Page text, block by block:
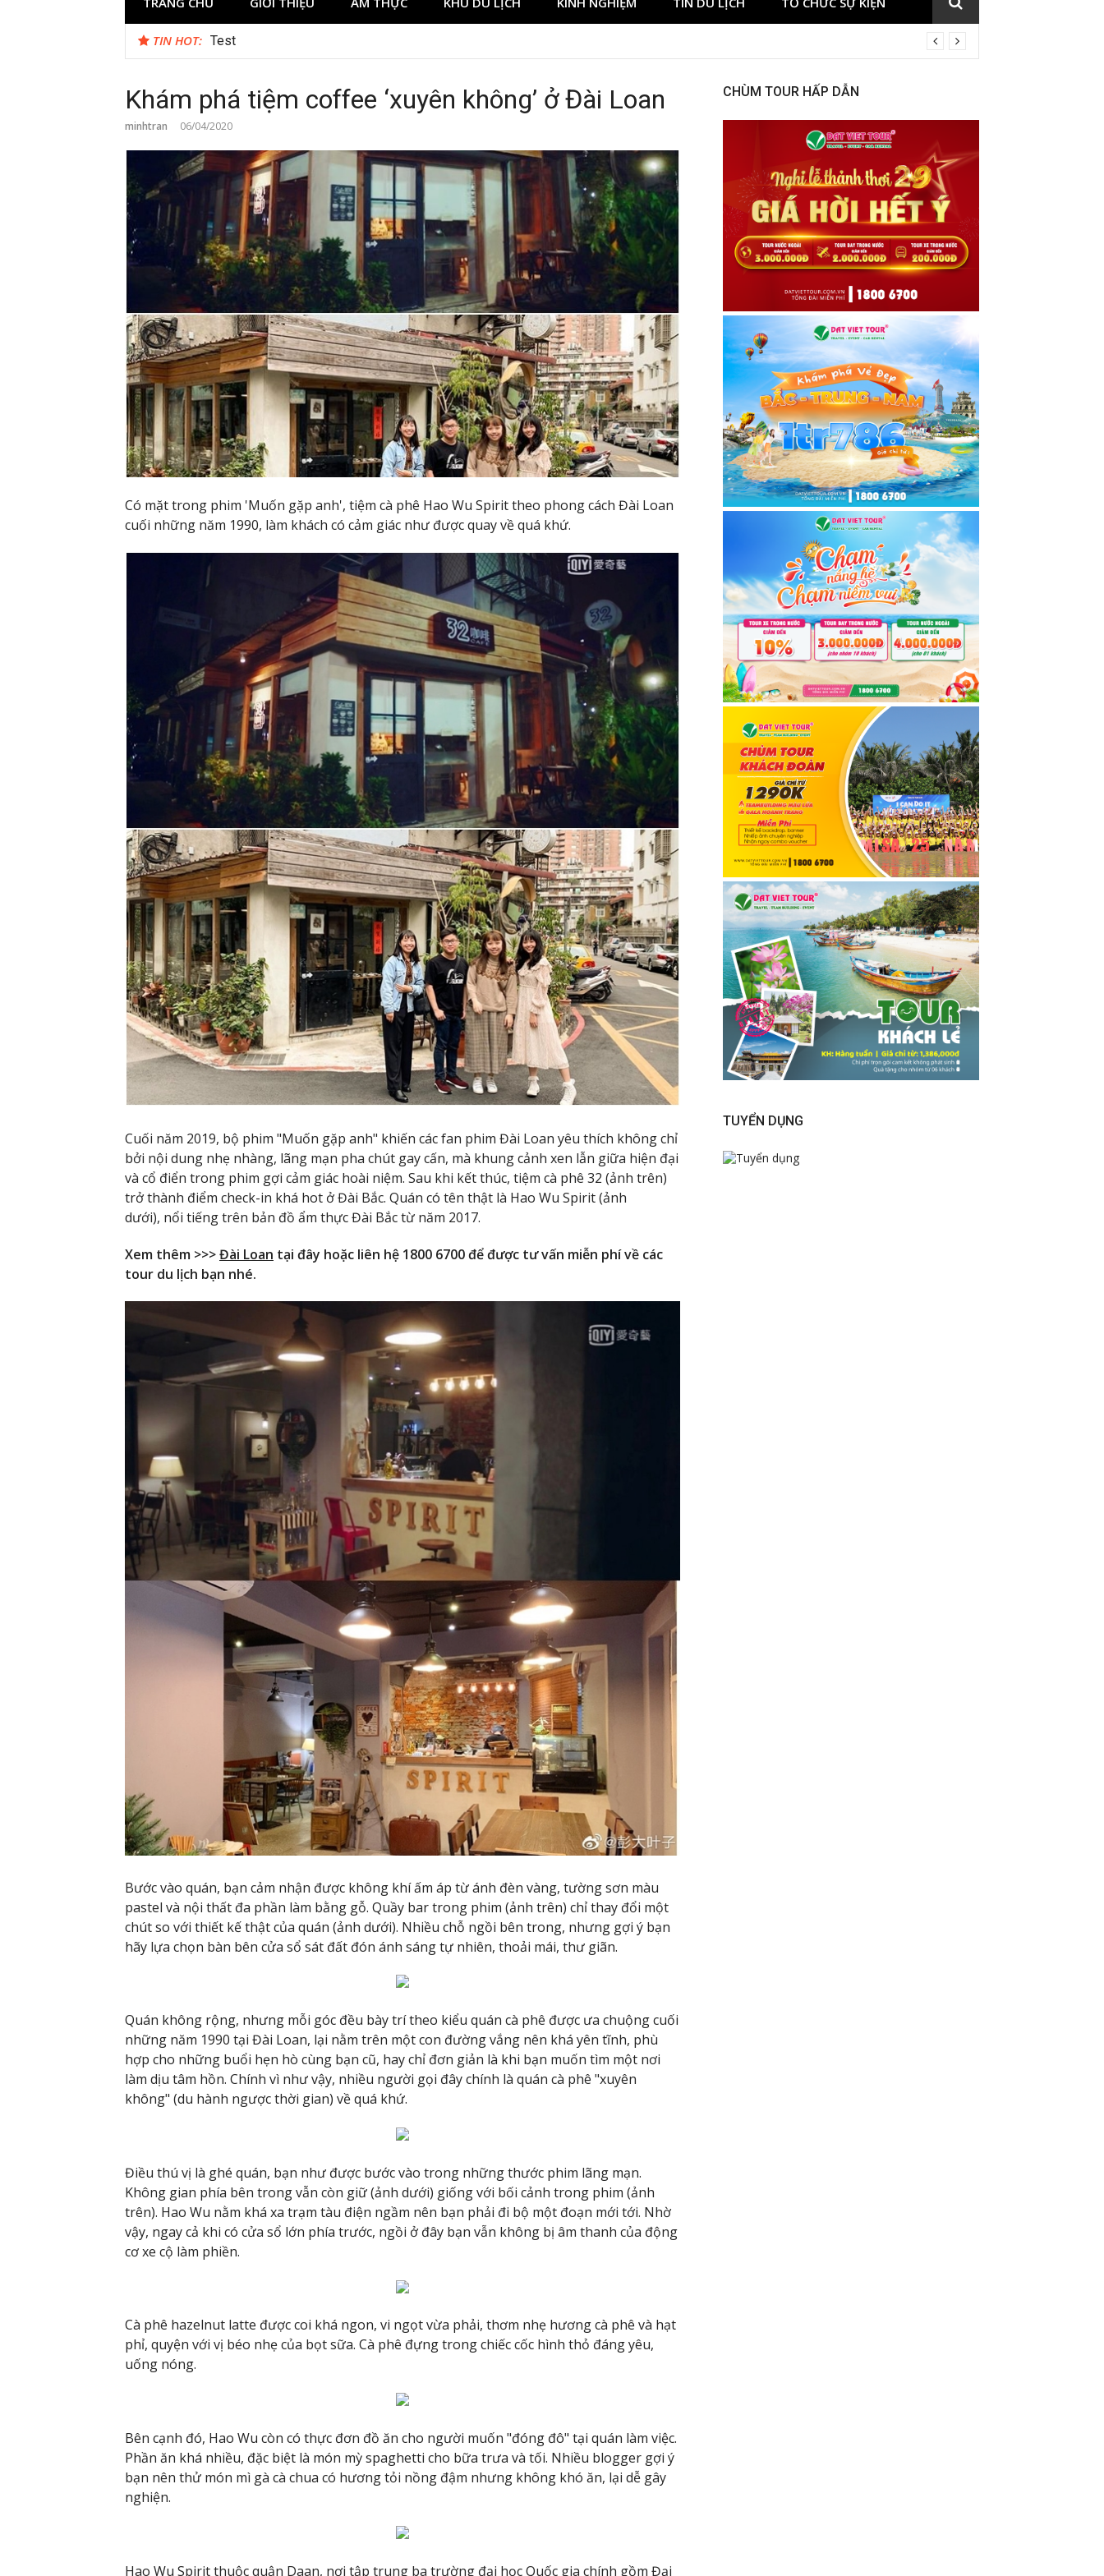
TIN HOT: Test
Khám phá tiệm coffee ‘xuyên không’ ở Đài Loan
minhtran 06/04/2020
Có mặt trong phim 'Muốn gặp anh', tiệm cà phê Hao Wu Spirit theo phong cách Đài Loan
cuối những năm 1990, làm khách có cảm giác như được quay về quá khứ.
Cuối năm 2019, bộ phim "Muốn gặp anh" khiến các fan phim Đài Loan yêu thích không chỉ
bởi nội dung nhẹ nhàng, lãng mạn pha chút gay cấn, mà khung cảnh xen lẫn giữa hiện đại
và cổ điển trong phim gợi cảm giác hoài niệm. Sau khi kết thúc, tiệm cà phê 32 (ảnh trên)
trở thành điểm check-in khá hot ở Đài Bắc. Quán có tên thật là Hao Wu Spirit (ảnh
dưới), nổi tiếng trên bản đồ ẩm thực Đài Bắc từ năm 2017.
Xem thêm >>>Đài Loan tại đây hoặc liên hệ 1800 6700 để được tư vấn miễn phí về các
tour du lịch bạn nhé.
Bước vào quán, bạn cảm nhận được không khí ấm áp từ ánh đèn vàng, tường sơn màu
pastel và nội thất đa phần làm bằng gỗ. Quầy bar trong phim (ảnh trên) chỉ thay đổi một
chút so với thiết kế thật của quán (ảnh dưới). Nhiều chỗ ngồi bên trong, nhưng gợi ý bạn
hãy lựa chọn bàn bên cửa sổ sát đất đón ánh sáng tự nhiên, thoải mái, thư giãn.
Quán không rộng, nhưng mỗi góc đều bày trí theo kiểu quán cà phê được ưa chuộng cuối
những năm 1990 tại Đài Loan, lại nằm trên một con đường vắng nên khá yên tĩnh, phù
hợp cho những buổi hẹn hò cùng bạn cũ, hay chỉ đơn giản là khi bạn muốn tìm một nơi
làm dịu tâm hồn. Chính vì như vậy, nhiều người gọi đây chính là quán cà phê "xuyên
không" (du hành ngược thời gian) về quá khứ.
Điều thú vị là ghé quán, bạn như được bước vào trong những thước phim lãng mạn.
Không gian phía bên trong vẫn còn giữ (ảnh dưới) giống với bối cảnh trong phim (ảnh
trên). Hao Wu nằm khá xa trạm tàu điện ngầm nên bạn phải đi bộ một đoạn mới tới. Nhờ
vậy, ngay cả khi có cửa sổ lớn phía trước, ngồi ở đây bạn vẫn không bị âm thanh của động
cơ xe cộ làm phiền.
Cà phê hazelnut latte được coi khá ngon, vi ngọt vừa phải, thơm nhẹ hương cà phê và hạt
phỉ, quyện với vị béo nhẹ của bọt sữa. Cà phê đựng trong chiếc cốc hình thỏ đáng yêu,
uống nóng.
Bên cạnh đó, Hao Wu còn có thực đơn đồ ăn cho người muốn "đóng đô" tại quán làm việc.
Phần ăn khá nhiều, đặc biệt là món mỳ spaghetti cho bữa trưa và tối. Nhiều blogger gợi ý
bạn nên thử món mì gà cà chua có hương tỏi nồng đậm nhưng không khó ăn, lại dễ gây
nghiện.
Hao Wu Spirit thuộc quận Daan, nơi tập trung ba trường đại học Quốc gia chính gồm Đại
CHÙM TOUR HẤP DẪN
TUYỂN DỤNG